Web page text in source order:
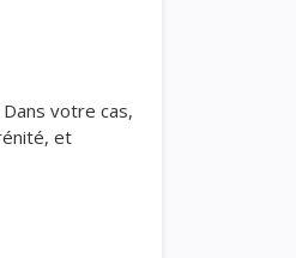
votre cas,
et